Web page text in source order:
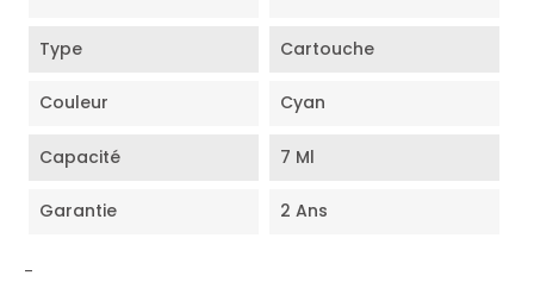
Type Cartouche
Couleur Cyan
Capacité 7 Ml
Garantie 2 Ans
-